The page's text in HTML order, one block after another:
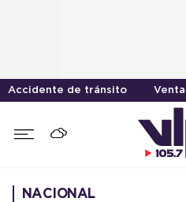
Accidente de tránsito
NACIONAL